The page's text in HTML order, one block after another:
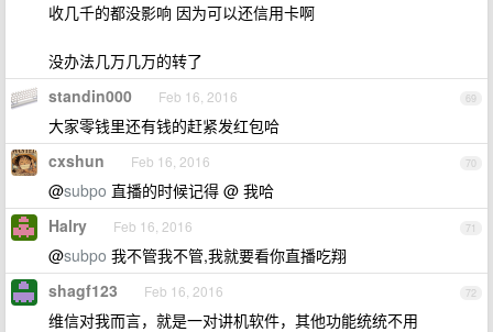
收几千的都没影响 因为可以还信用卡啊
没办法几万几万的转了
69
standin000 Feb 16, 2016
大家零钱里还有钱的赶紧发红包哈
70
cxshun Feb 16, 2016
@subpo 直播的时候记得 @ 我哈
71
Halry Feb 16, 2016
@subpo 我不管我不管,我就要看你直播吃翔
72
shagf123 Feb 16, 2016
维信对我而言，就是一对讲机软件，其他功能统统不用